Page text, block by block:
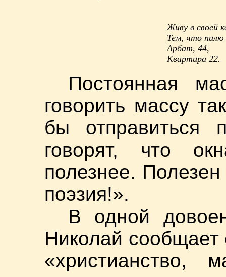
Живу в своей
Тем, что пилю
Арбат, 44,
Квартира 22.
Постоянная
говорить массу
бы отправиться
говорят, что
полезнее.
поэзия!».
В одной
Николай
«христианство,